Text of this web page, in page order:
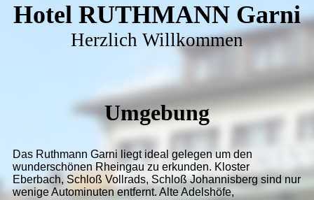
Hotel RUTHMANN Garni
Herzlich Willkommen
Umgebung
Das Ruthmann Garni liegt ideal gelegen um den
wunderschönen Rheingau zu erkunden. Kloster
Eberbach, Schloß Vollrads, Schloß Johannisberg sind nur
wenige Autominuten entfernt. Alte Adelshöfe,